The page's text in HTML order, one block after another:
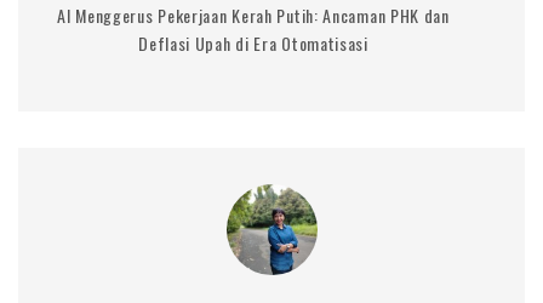
AI Menggerus Pekerjaan Kerah Putih: Ancaman PHK dan
Deflasi Upah di Era Otomatisasi